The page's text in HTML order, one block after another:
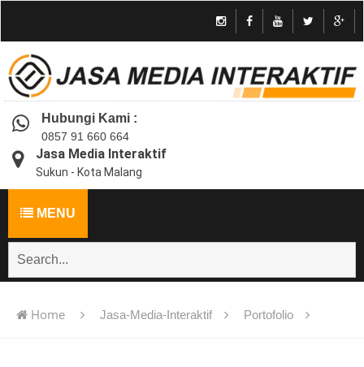
Hubungi Kami :
0857 91 660 664
Jasa Media Interaktif
Sukun - Kota Malang
MENU
Home Jasa-Media-Interaktif Portofolio